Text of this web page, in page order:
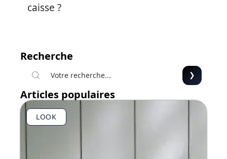
caisse ?
Recherche
Articles populaires
LOOK